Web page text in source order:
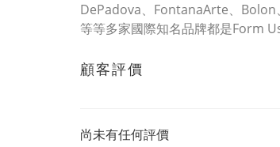
DePadova、FontanaArte、
等等多家國際知名品牌都是Form
顧客評價
尚未有任何評價